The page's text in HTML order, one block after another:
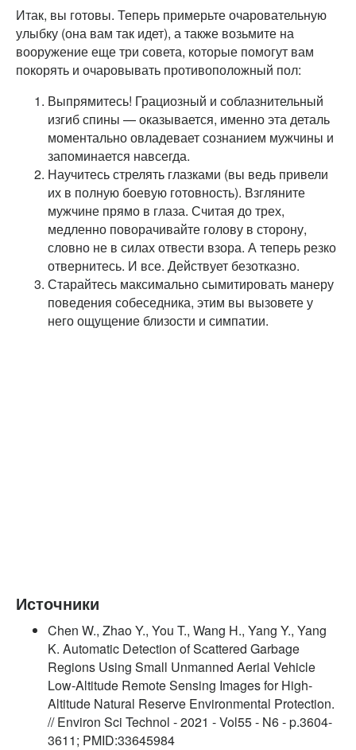
Итак, вы готовы. Теперь примерьте очаровательную
улыбку (она вам так идет), а также возьмите на
вооружение еще три совета, которые помогут вам
покорять и очаровывать противоположный пол:
Выпрямитесь! Грациозный и соблазнительный
изгиб спины — оказывается, именно эта деталь
моментально овладевает сознанием мужчины и
запоминается навсегда.
Научитесь стрелять глазками (вы ведь привели
их в полную боевую готовность). Взгляните
мужчине прямо в глаза. Считая до трех,
медленно поворачивайте голову в сторону,
словно не в силах отвести взора. А теперь резко
отвернитесь. И все. Действует безотказно.
Старайтесь максимально сымитировать манеру
поведения собеседника, этим вы вызовете у
него ощущение близости и симпатии.
Источники
Chen W., Zhao Y., You T., Wang H., Yang Y., Yang
K. Automatic Detection of Scattered Garbage
Regions Using Small Unmanned Aerial Vehicle
Low-Altitude Remote Sensing Images for High-
Altitude Natural Reserve Environmental Protection.
// Environ Sci Technol - 2021 - Vol55 - N6 - p.3604-
3611; PMID:33645984